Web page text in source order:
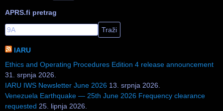
APRS.fi pretrag
IARU
Ethics and Operating Procedures Edition 4 release announcement
31. srpnja 2026.
IARU IWS Newsletter June 2026 13. srpnja 2026.
Venezuela Earthquake — 25th June 2026 Frequency clearance
requested 25. lipnja 2026.